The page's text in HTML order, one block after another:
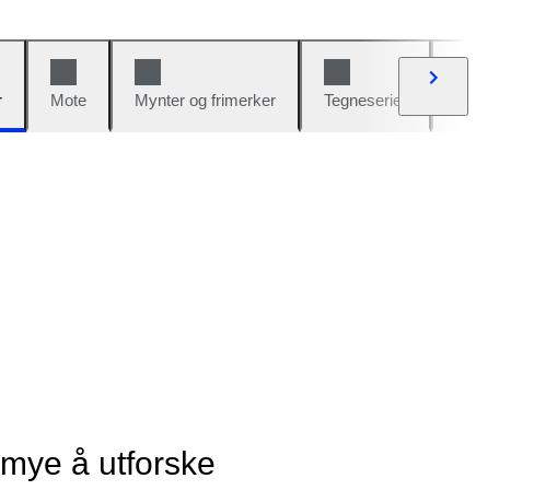
Mote Mynter og frimerker Tegneserier
å utforske